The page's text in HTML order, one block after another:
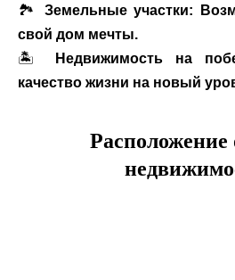
🏞 Земельные участки:
свой дом мечты.
🏝
Недвижимость на
качество жизни на новый
Расположение